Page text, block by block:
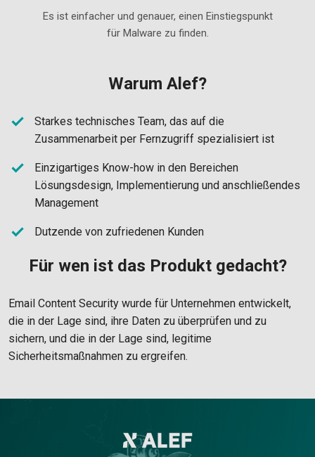
Es ist einfacher und genauer, einen Einstiegspunkt
für Malware zu finden.
Warum Alef?
Starkes technisches Team, das auf die
Zusammenarbeit per Fernzugriff spezialisiert ist
Einzigartiges Know-how in den Bereichen
Lösungsdesign, Implementierung und anschließendes
Management
Dutzende von zufriedenen Kunden
Für wen ist das Produkt gedacht?
Email Content Security wurde für Unternehmen entwickelt,
die in der Lage sind, ihre Daten zu überprüfen und zu
sichern, und die in der Lage sind, legitime
Sicherheitsmaßnahmen zu ergreifen.